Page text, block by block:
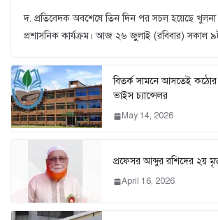
দ. প্রতিবেদক অবশেষে তিন দিন পর সচল হয়েছে খুলনা
প্রশাসনিক কার্যক্রম। আজ ২৬ জুুলাই (রবিবার) সকাল
বিতর্ক সামনে আসতেই কঠোর
ভাইস চ্যান্সেলর
May 14, 2026
প্রফেসর আব্দুর রশিদের ২য়
April 16, 2026